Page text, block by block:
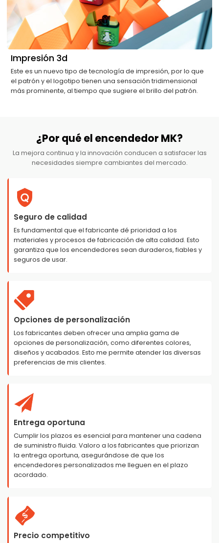
Impresión 3d
Este es un nuevo tipo de tecnología de impresión, por lo que
el patrón y el logotipo tienen una sensación tridimensional
más prominente, al tiempo que sugiere el brillo del patrón.
¿Por qué el encendedor MK?
La mejora continua y la innovación conducen a satisfacer las
necesidades siempre cambiantes del mercado.
Seguro de calidad
Es fundamental que el fabricante dé prioridad a los
materiales y procesos de fabricación de alta calidad. Esto
garantiza que los encendedores sean duraderos, fiables y
seguros de usar.
Opciones de personalización
Los fabricantes deben ofrecer una amplia gama de
opciones de personalización, como diferentes colores,
diseños y acabados. Esto me permite atender las diversas
preferencias de mis clientes.
Entrega oportuna
Cumplir los plazos es esencial para mantener una cadena
de suministro fluida. Valoro a los fabricantes que priorizan
la entrega oportuna, asegurándose de que los
encendedores personalizados me lleguen en el plazo
acordado.
Precio competitivo